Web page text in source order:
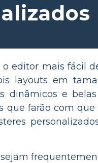
editor mais fácil
layouts em
dinâmicos e
que farão com